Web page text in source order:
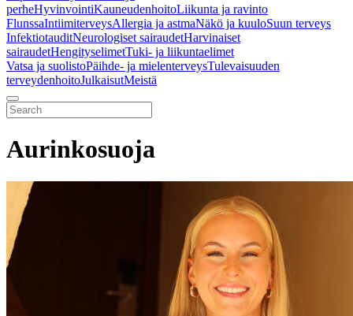
perheHyvinvointiKauneudenhoitoLiikunta ja ravinto
FlunssaIntiimiterveysAllergia ja astmaNäkö ja kuuloSuun terveys
InfektiotauditNeurologiset sairaudetHarvinaiset
sairaudetHengityselimetTuki- ja liikuntaelimet
Vatsa ja suolistoPäihde- ja mielenterveysTulevaisuuden
terveydenhoitoJulkaisutMeistä
Aurinkosuoja